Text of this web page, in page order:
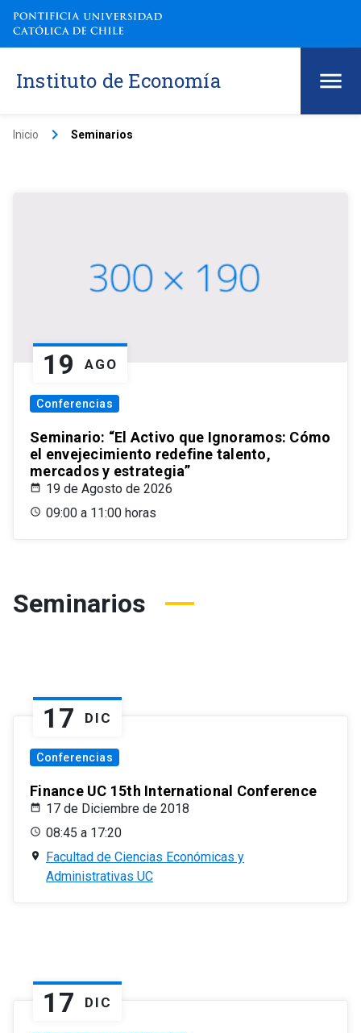
Instituto de Economía
Inicio keyboard_arrow_right Seminarios
19 AGO
Conferencias
Seminario: “El Activo que Ignoramos: Cómo
el envejecimiento redefine talento,
mercados y estrategia”
19 de Agosto de 2026
09:00 a 11:00 horas
Seminarios
17 DIC
Conferencias
Finance UC 15th International Conference
17 de Diciembre de 2018
08:45 a 17:20
Facultad de Ciencias Económicas y
Administrativas UC
17 DIC